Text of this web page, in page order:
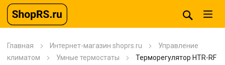
Главная Интернет-магазин shoprs.ru
Управление
климатом
Умные термостаты
Терморегулятор HTR-RF